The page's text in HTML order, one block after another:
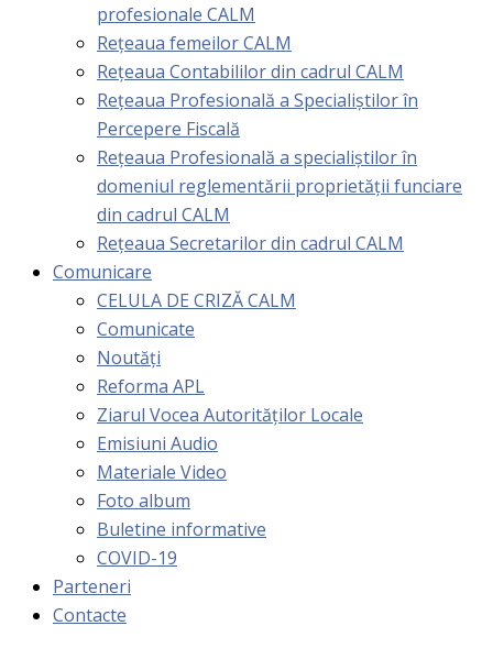
profesionale CALM
Rețeaua femeilor CALM
Rețeaua Contabililor din cadrul CALM
Rețeaua Profesională a Specialiștilor în
Percepere Fiscală
Reţeaua Profesională a specialiştilor în
domeniul reglementării proprietăţii funciare
din cadrul CALM
Rețeaua Secretarilor din cadrul CALM
Comunicare
CELULA DE CRIZĂ CALM
Comunicate
Noutăți
Reforma APL
Ziarul Vocea Autorităților Locale
Emisiuni Audio
Materiale Video
Foto album
Buletine informative
COVID-19
Parteneri
Contacte